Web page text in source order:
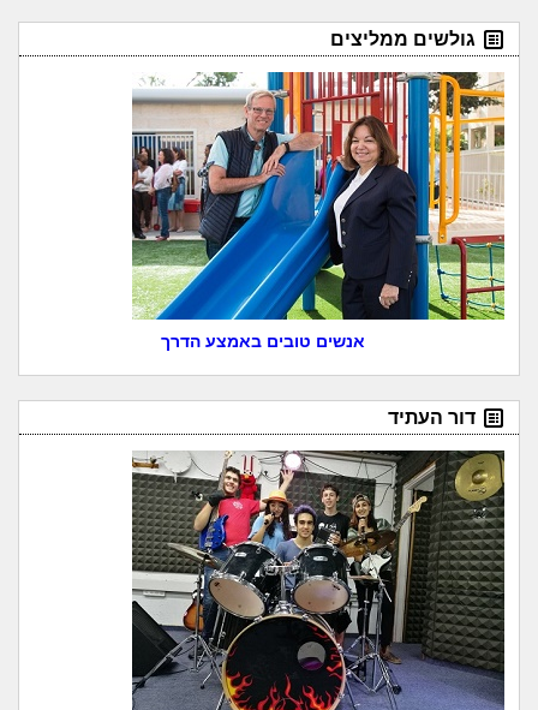
גולשים ממליצים
אנשים טובים באמצע הדרך
דור העתיד